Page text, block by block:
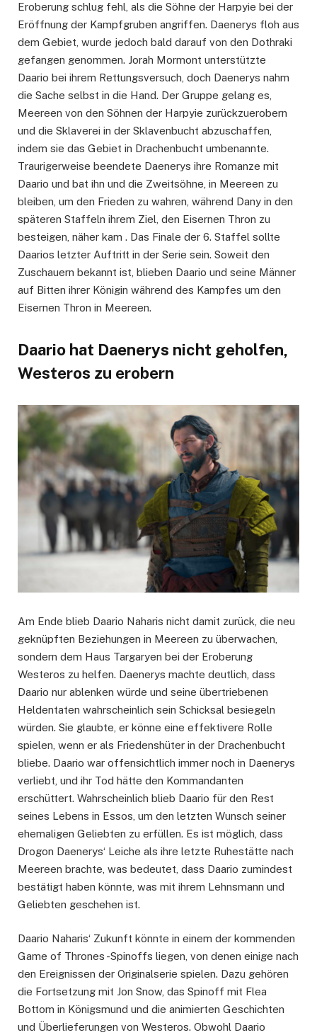
Eroberung schlug fehl, als die Söhne der Harpyie bei der
Eröffnung der Kampfgruben angriffen. Daenerys floh aus
dem Gebiet, wurde jedoch bald darauf von den Dothraki
gefangen genommen. Jorah Mormont unterstützte
Daario bei ihrem Rettungsversuch, doch Daenerys nahm
die Sache selbst in die Hand. Der Gruppe gelang es,
Meereen von den Söhnen der Harpyie zurückzuerobern
und die Sklaverei in der Sklavenbucht abzuschaffen,
indem sie das Gebiet in Drachenbucht umbenannte.
Traurigerweise beendete Daenerys ihre Romanze mit
Daario und bat ihn und die Zweitsöhne, in Meereen zu
bleiben, um den Frieden zu wahren, während Dany in den
späteren Staffeln ihrem Ziel, den Eisernen Thron zu
besteigen, näher kam . Das Finale der 6. Staffel sollte
Daarios letzter Auftritt in der Serie sein. Soweit den
Zuschauern bekannt ist, blieben Daario und seine Männer
auf Bitten ihrer Königin während des Kampfes um den
Eisernen Thron in Meereen.
Daario hat Daenerys nicht geholfen,
Westeros zu erobern
Am Ende blieb Daario Naharis nicht damit zurück, die neu
geknüpften Beziehungen in Meereen zu überwachen,
sondern dem Haus Targaryen bei der Eroberung
Westeros zu helfen. Daenerys machte deutlich, dass
Daario nur ablenken würde und seine übertriebenen
Heldentaten wahrscheinlich sein Schicksal besiegeln
würden. Sie glaubte, er könne eine effektivere Rolle
spielen, wenn er als Friedenshüter in der Drachenbucht
bliebe. Daario war offensichtlich immer noch in Daenerys
verliebt, und ihr Tod hätte den Kommandanten
erschüttert. Wahrscheinlich blieb Daario für den Rest
seines Lebens in Essos, um den letzten Wunsch seiner
ehemaligen Geliebten zu erfüllen. Es ist möglich, dass
Drogon Daenerys‘ Leiche als ihre letzte Ruhestätte nach
Meereen brachte, was bedeutet, dass Daario zumindest
bestätigt haben könnte, was mit ihrem Lehnsmann und
Geliebten geschehen ist.
Daario Naharis‘ Zukunft könnte in einem der kommenden
Game of Thrones -Spinoffs liegen, von denen einige nach
den Ereignissen der Originalserie spielen. Dazu gehören
die Fortsetzung mit Jon Snow, das Spinoff mit Flea
Bottom in Königsmund und die animierten Geschichten
und Überlieferungen von Westeros. Obwohl Daario